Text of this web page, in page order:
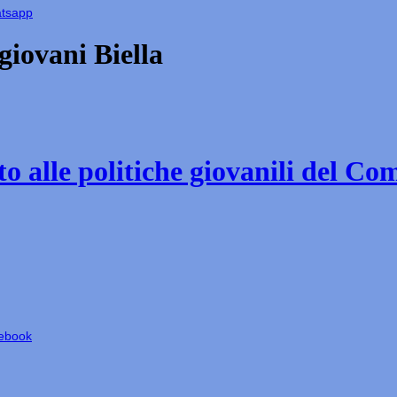
Biella
alle politiche giovanili del